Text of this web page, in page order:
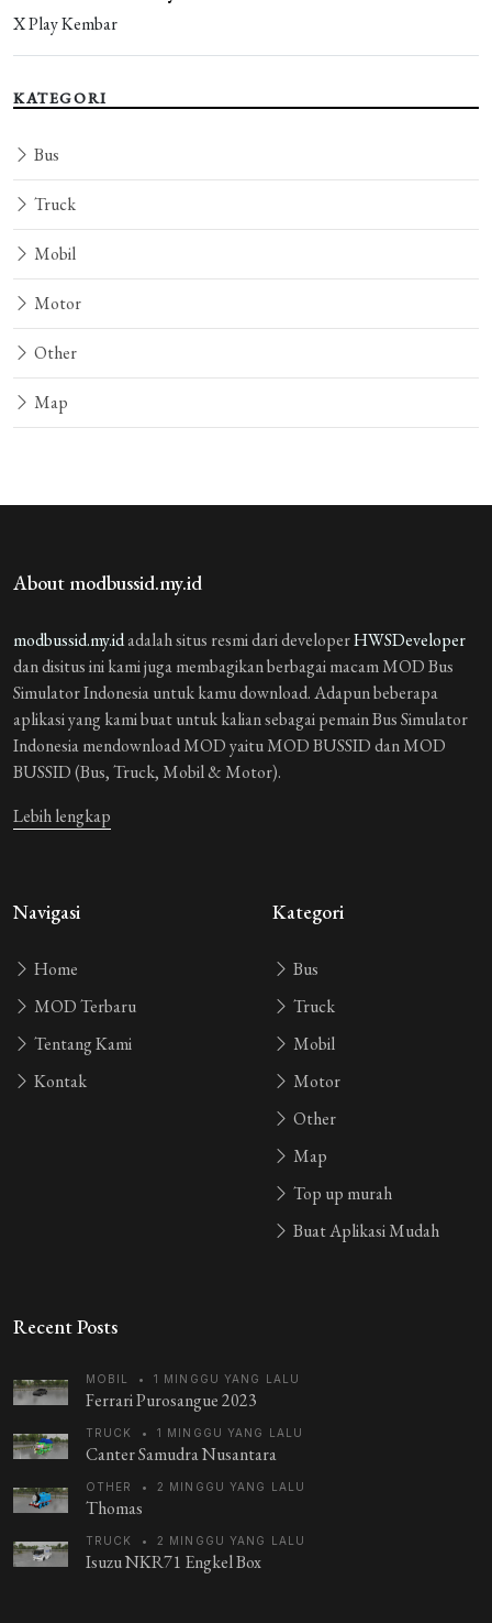
X Play Kembar
KATEGORI
Bus
Truck
Mobil
Motor
Other
Map
About modbussid.my.id
modbussid.my.idadalah situs resmi dari developerHWSDeveloper
dan disitus ini kami juga membagikan berbagai macam MOD Bus
Simulator Indonesia untuk kamu download. Adapun beberapa
aplikasi yang kami buat untuk kalian sebagai pemain Bus Simulator
Indonesia mendownload MOD yaitu MOD BUSSID dan MOD
BUSSID (Bus, Truck, Mobil & Motor).
Lebih lengkap
Navigasi
Home
MOD Terbaru
Tentang Kami
Kontak
Kategori
Bus
Truck
Mobil
Motor
Other
Map
Top up murah
Buat Aplikasi Mudah
Recent Posts
MOBIL • 1 MINGGU YANG LALU
Ferrari Purosangue 2023
TRUCK • 1 MINGGU YANG LALU
Canter Samudra Nusantara
OTHER • 2 MINGGU YANG LALU
Thomas
TRUCK • 2 MINGGU YANG LALU
Isuzu NKR71 Engkel Box